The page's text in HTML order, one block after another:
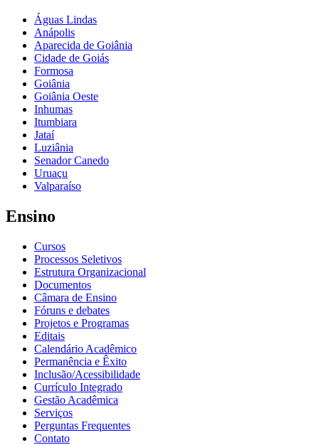
Águas Lindas
Anápolis
Aparecida de Goiânia
Cidade de Goiás
Formosa
Goiânia
Goiânia Oeste
Inhumas
Itumbiara
Jataí
Luziânia
Senador Canedo
Uruaçu
Valparaíso
Ensino
Cursos
Processos Seletivos
Estrutura Organizacional
Documentos
Câmara de Ensino
Fóruns e debates
Projetos e Programas
Editais
Calendário Acadêmico
Permanência e Êxito
Inclusão/Acessibilidade
Currículo Integrado
Gestão Acadêmica
Serviços
Perguntas Frequentes
Contato